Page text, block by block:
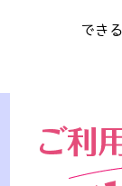
でき